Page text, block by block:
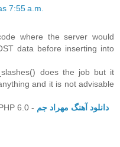
7:55 a.m.
where the server would
data before inserting into
does the job but it
and it is not advisable
6.0 - دانلود آهنگ مهراد جم